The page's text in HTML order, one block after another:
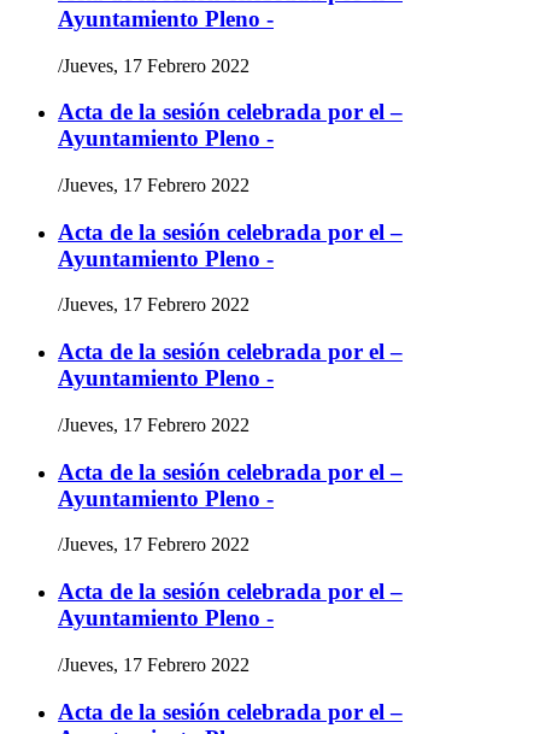
Ayuntamiento Pleno -
/Jueves, 17 Febrero 2022
Acta de la sesión celebrada por el –
Ayuntamiento Pleno -
/Jueves, 17 Febrero 2022
Acta de la sesión celebrada por el –
Ayuntamiento Pleno -
/Jueves, 17 Febrero 2022
Acta de la sesión celebrada por el –
Ayuntamiento Pleno -
/Jueves, 17 Febrero 2022
Acta de la sesión celebrada por el –
Ayuntamiento Pleno -
/Jueves, 17 Febrero 2022
Acta de la sesión celebrada por el –
Ayuntamiento Pleno -
/Jueves, 17 Febrero 2022
Acta de la sesión celebrada por el –